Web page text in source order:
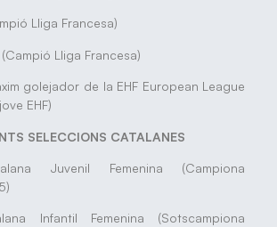
Lliga Francesa)
Lliga Francesa)
golejador de la EHF European League
EHF)
SELECCIONS CATALANES
Juvenil Femenina (Campiona
Infantil Femenina (Sotscampiona